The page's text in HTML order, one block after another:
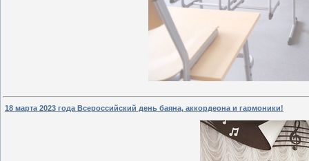
18 марта 2023 года Всероссийский день баяна, аккордеона и гармоники!